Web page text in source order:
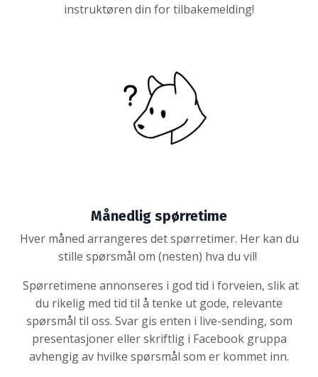
instruktøren din for tilbakemelding!
Månedlig spørretime
Hver måned arrangeres det spørretimer. Her kan du
stille spørsmål om (nesten) hva du vil!
Spørretimene annonseres i god tid i forveien, slik at
du rikelig med tid til å tenke ut gode, relevante
spørsmål til oss. Svar gis enten i live-sending, som
presentasjoner eller skriftlig i Facebook gruppa
avhengig av hvilke spørsmål som er kommet inn.